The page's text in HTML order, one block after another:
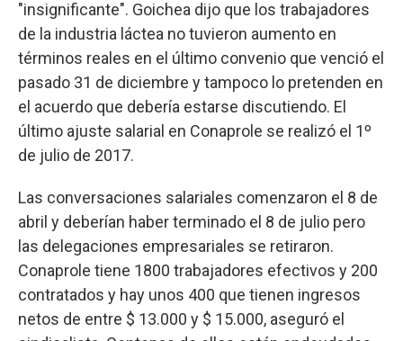
"insignificante". Goichea dijo que los trabajadores
de la industria láctea no tuvieron aumento en
términos reales en el último convenio que venció el
pasado 31 de diciembre y tampoco lo pretenden en
el acuerdo que debería estarse discutiendo. El
último ajuste salarial en Conaprole se realizó el 1º
de julio de 2017.
Las conversaciones salariales comenzaron el 8 de
abril y deberían haber terminado el 8 de julio pero
las delegaciones empresariales se retiraron.
Conaprole tiene 1800 trabajadores efectivos y 200
contratados y hay unos 400 que tienen ingresos
netos de entre $ 13.000 y $ 15.000, aseguró el